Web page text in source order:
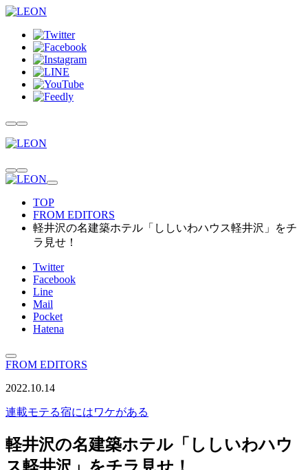
TOP
FROM EDITORS
軽井沢の名建築ホテル「ししいわハウス軽井沢」をチ
ラ見せ！
Twitter
Facebook
Line
Mail
Pocket
Hatena
FROM EDITORS
2022.10.14
連載モテる宿にはワケがある
軽井沢の名建築ホテル「ししいわハウ